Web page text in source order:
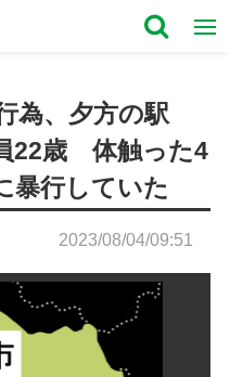
為、夕方の駅
22歳 体触った4
暴行していた
2023/08/04/09:51